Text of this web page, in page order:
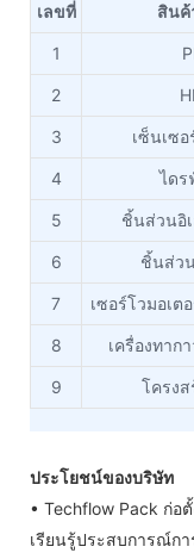
เลขที่ สิน
1
2
3 เซ็นเซ
4 ไดร
5 ชิ้นส่วนอิ
6 ชิ้นส่ว
7 เซอร์โวมอเต
8 เครื่องทาก
9 โครง
ประโยชน์ของบริษัท
• Techflow Pack ก่อ
เรียนรู้ประสบการณ์ก